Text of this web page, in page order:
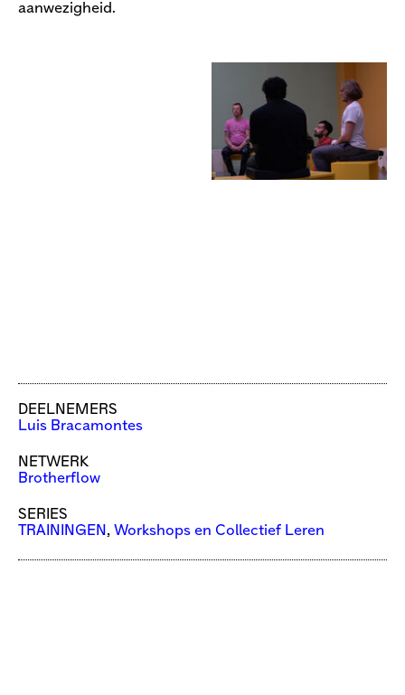
aanwezigheid.
DEELNEMERS
Luis Bracamontes
NETWERK
Brotherflow
SERIES
TRAININGEN , Workshops en Collectief Leren